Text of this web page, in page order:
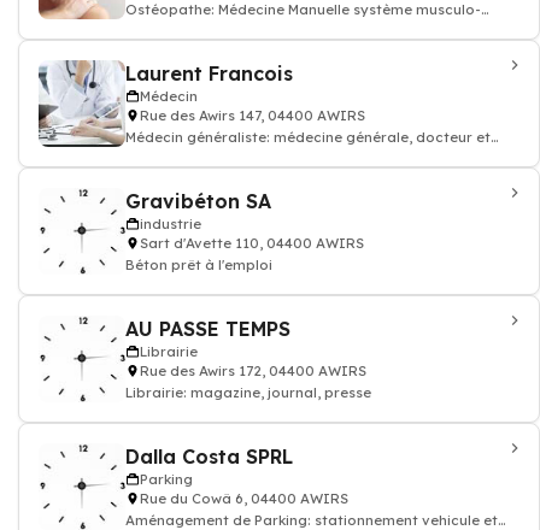
Ostéopathe: Médecine Manuelle système musculo-
Laurent Francois
Médecin
Rue des Awirs 147, 04400 AWIRS
Médecin généraliste: médecine générale, docteur et
Gravibéton SA
industrie
Sart d'Avette 110, 04400 AWIRS
Béton prêt à l'emploi
AU PASSE TEMPS
Librairie
Rue des Awirs 172, 04400 AWIRS
Librairie: magazine, journal, presse
Dalla Costa SPRL
Parking
Rue du Cowâ 6, 04400 AWIRS
Aménagement de Parking: stationnement vehicule et